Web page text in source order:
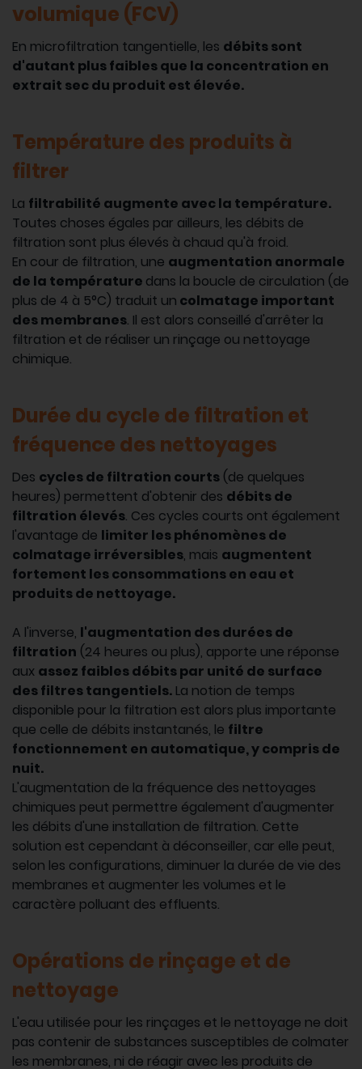
volumique (FCV)
En microfiltration tangentielle, les débits sont
d'autant plus faibles que la concentration en
extrait sec du produit est élevée.
Température des produits à
filtrer
La filtrabilité augmente avec la température.
Toutes choses égales par ailleurs, les débits de
filtration sont plus élevés à chaud qu'à froid.
En cour de filtration, une augmentation anormale
de la température dans la boucle de circulation (de
plus de 4 à 5°C) traduit un colmatage important
des membranes. Il est alors conseillé d'arrêter la
filtration et de réaliser un rinçage ou nettoyage
chimique.
Durée du cycle de filtration et
fréquence des nettoyages
Des cycles de filtration courts (de quelques
heures) permettent d'obtenir des débits de
filtration élevés. Ces cycles courts ont également
l'avantage de limiter les phénomènes de
colmatage irréversibles, mais augmentent
fortement les consommations en eau et
produits de nettoyage.
A l'inverse, l'augmentation des durées de
filtration (24 heures ou plus), apporte une réponse
aux assez faibles débits par unité de surface
des filtres tangentiels. La notion de temps
disponible pour la filtration est alors plus importante
que celle de débits instantanés, le filtre
fonctionnement en automatique, y compris de
nuit.
L'augmentation de la fréquence des nettoyages
chimiques peut permettre également d'augmenter
les débits d'une installation de filtration. Cette
solution est cependant à déconseiller, car elle peut,
selon les configurations, diminuer la durée de vie des
membranes et augmenter les volumes et le
caractère polluant des effluents.
Opérations de rinçage et de
nettoyage
L'eau utilisée pour les rinçages et le nettoyage ne doit
pas contenir de substances susceptibles de colmater
les membranes, ni de réagir avec les produits de